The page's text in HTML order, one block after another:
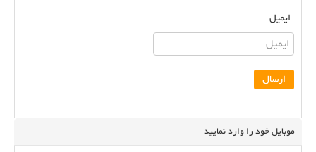
ایمیل
موبایل خود را وارد نمایید